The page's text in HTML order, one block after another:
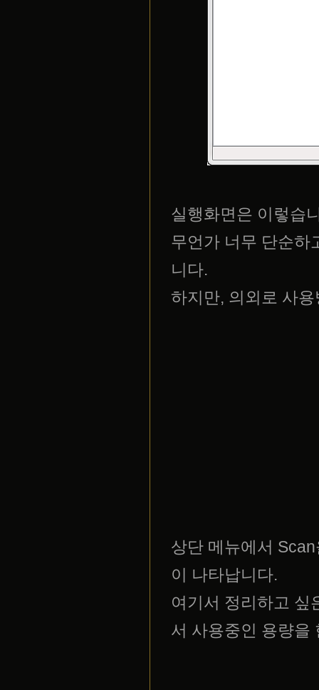
실행화면은 이렇습
무언가 너무 단순하
니다.
하지만, 의외로 사
상단 메뉴에서
이 나타납니다.
여기서 정리하고 싶
서 사용중인 용량을